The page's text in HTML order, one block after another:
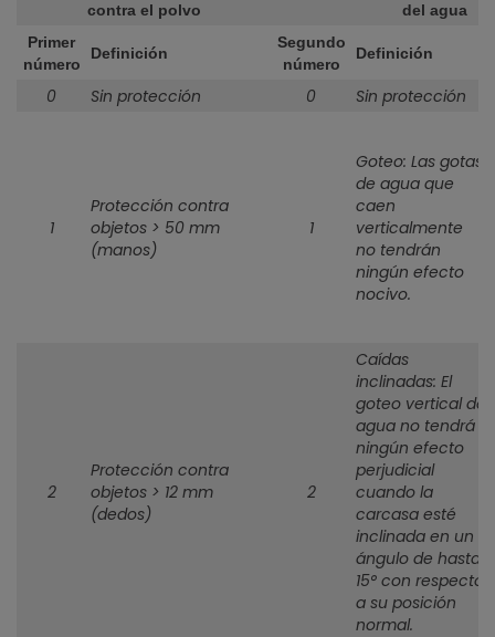
contra el polvo
del agua
Primer
número
Definición
Segundo
número
Definición
0 Sin protección 0 Sin protección
1
Protección contra
objetos > 50 mm
(manos)
1
Goteo: Las gotas
de agua que
caen
verticalmente
no tendrán
ningún efecto
nocivo.
2
Protección contra
objetos > 12 mm
(dedos)
2
Caídas
inclinadas: El
goteo vertical de
agua no tendrá
ningún efecto
perjudicial
cuando la
carcasa esté
inclinada en un
ángulo de hasta
15° con respecto
a su posición
normal.